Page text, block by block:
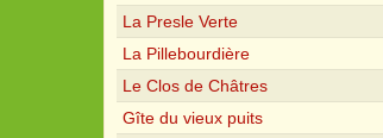
La Presle Verte
La Pillebourdière
Le Clos de Châtres
Gîte du vieux puits